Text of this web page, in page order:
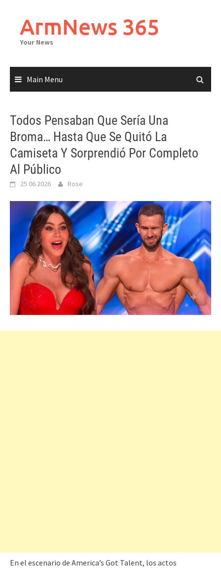
contentArmNews 365
Your News
Main Menu
Todos Pensaban Que Sería Una
Broma… Hasta Que Se Quitó La
Camiseta Y Sorprendió Por Completo
Al Público
25.06.2026 Rose
En el escenario de America’s Got Talent, los actos